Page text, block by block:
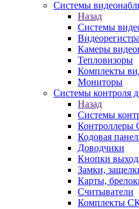
Системы
Назад
Системы
Камеры
Тепловизоры
Комплекты
Мониторы
Системы контроля
Назад
Системы
Кодовая
Доводчики
Кнопки
Замки,
Карты,
Считыватели
Комплекты